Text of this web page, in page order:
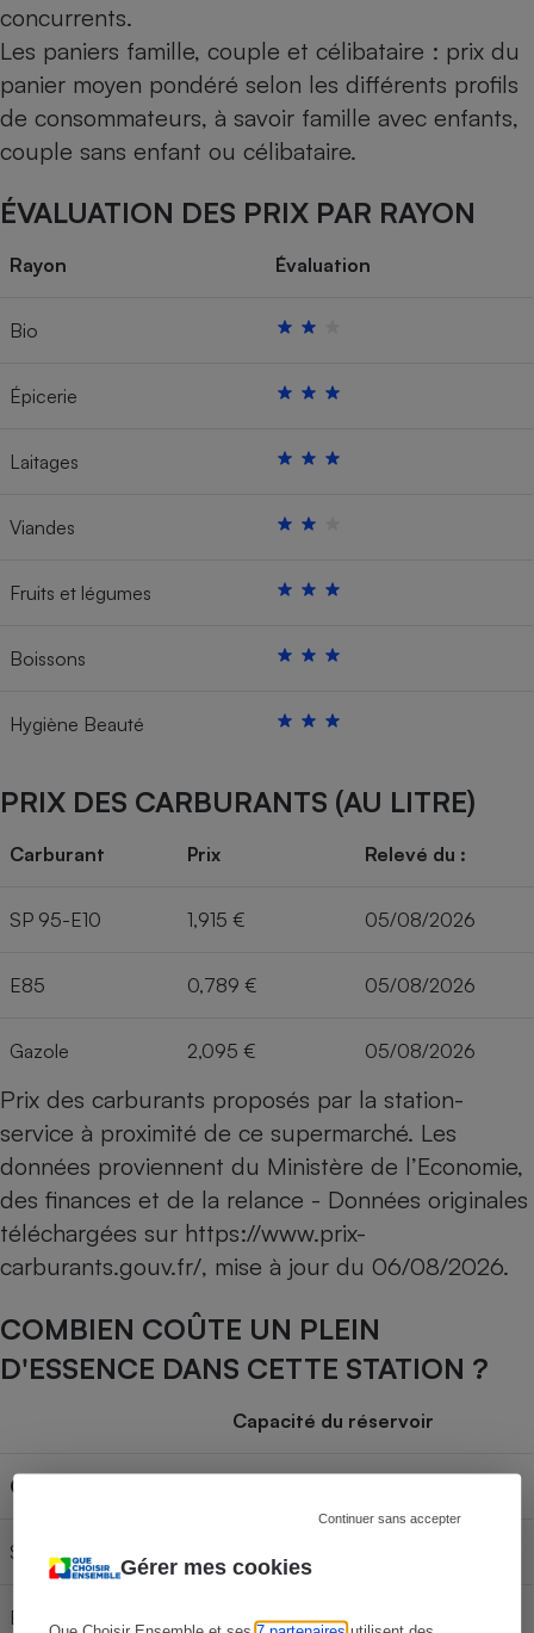
Gérer mes cookies
Continuer sans accepter
concurrents.
Les paniers famille, couple et célibataire : prix du
panier moyen pondéré selon les différents profils
de consommateurs, à savoir famille avec enfants,
couple sans enfant ou célibataire.
ÉVALUATION DES PRIX PAR RAYON
Rayon Évaluation
Bio
Épicerie
Laitages
Viandes
Fruits et légumes
Boissons
Hygiène Beauté
PRIX DES CARBURANTS (AU LITRE)
Carburant Prix Relevé du :
SP 95-E10 1,915 € 05/08/2026
E85 0,789 € 05/08/2026
Gazole 2,095 € 05/08/2026
Prix des carburants proposés par la station-
service à proximité de ce supermarché. Les
données proviennent du Ministère de l’Economie,
des finances et de la relance - Données originales
téléchargées sur https://www.prix-
carburants.gouv.fr/, mise à jour du 06/08/2026.
COMBIEN COÛTE UN PLEIN
D'ESSENCE DANS CETTE STATION ?
Capacité du réservoir
Carburant
SP 95-E10
E85 39,45 €